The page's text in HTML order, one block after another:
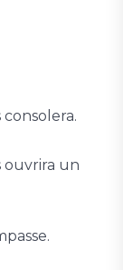
ouvrira un